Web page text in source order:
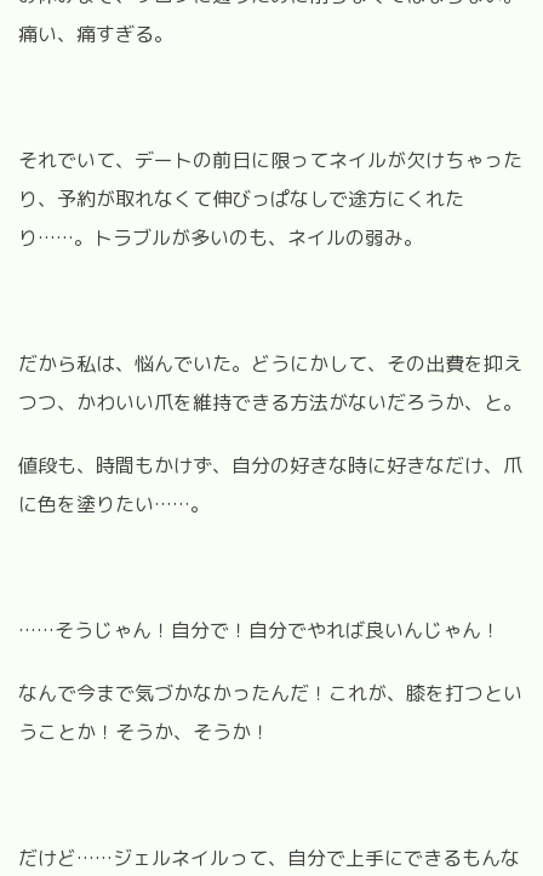
痛い、痛すぎる。
それでいて、デートの前日に限ってネイルが欠けちゃった
り、予約が取れなくて伸びっぱなしで途方にくれた
り……。トラブルが多いのも、ネイルの弱み。
だから私は、悩んでいた。どうにかして、その出費を抑え
つつ、かわいい爪を維持できる方法がないだろうか、と。
値段も、時間もかけず、自分の好きな時に好きなだけ、爪
に色を塗りたい……。
……そうじゃん！自分で！自分でやれば良いんじゃん！
なんで今まで気づかなかったんだ！これが、膝を打つとい
うことか！そうか、そうか！
だけど……ジェルネイルって、自分で上手にできるもんな